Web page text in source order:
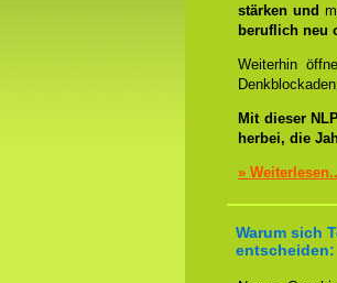
stärken und
beruflich neu
Weiterhin
Mit dieser
herbei, die
»
Warum sich
entscheiden: